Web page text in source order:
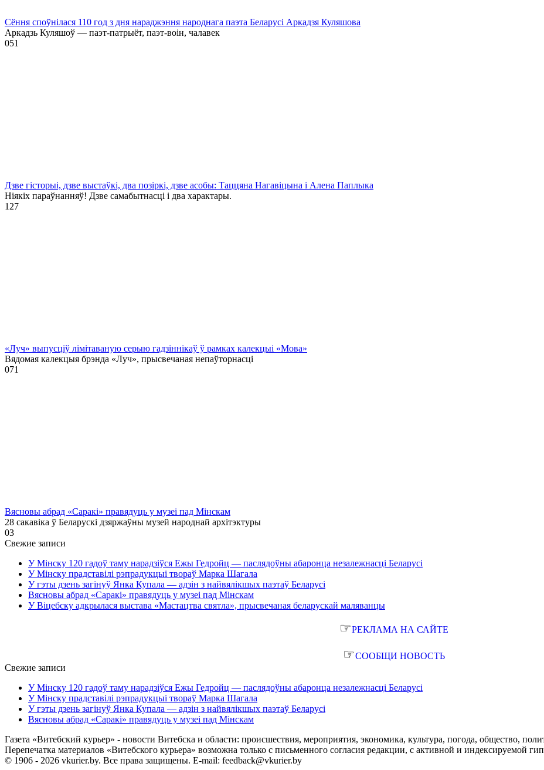
Сёння споўнілася 110 год з дня нараджэння народнага паэта Беларусі Аркадзя Куляшова
Аркадзь Куляшоў — паэт-патрыёт, паэт-воін, чалавек
051
Дзве гісторыі, дзве выстаўкі, два позіркі, дзве асобы: Таццяна Нагавіцына і Алена Паплыка
Ніякіх параўнанняў! Дзве самабытнасці і два характары.
1 27
«Луч» выпусціў лiмiтаваную серыю гадзіннікаў ў рамках калекцыі «Мова»
Вядомая калекцыя брэнда «Луч», прысвечаная непаўторнасці
071
Вясновы абрад «Саракі» правядуць у музеі пад Мінскам
28 сакавіка ў Беларускі дзяржаўны музей народнай архітэктуры
03
Свежие записи
У Мінску 120 гадоў таму нарадзіўся Ежы Гедройц — паслядоўны абаронца незалежнасці Беларусі
У Мінску прадставілі рэпрадукцыі твораў Марка Шагала
У гэты дзень загінуў Янка Купала — адзін з найвялікшых паэтаў Беларусі
Вясновы абрад «Саракі» правядуць у музеі пад Мінскам
У Віцебску адкрылася выстава «Мастацтва святла», прысвечаная беларускай маляванцы
☞РЕКЛАМА НА САЙТЕ
☞СООБЩИ НОВОСТЬ
Свежие записи
У Мінску 120 гадоў таму нарадзіўся Ежы Гедройц — паслядоўны абаронца незалежнасці Беларусі
У Мінску прадставілі рэпрадукцыі твораў Марка Шагала
У гэты дзень загінуў Янка Купала — адзін з найвялікшых паэтаў Беларусі
Вясновы абрад «Саракі» правядуць у музеі пад Мінскам
Газета «Витебский курьер» - новости Витебска и области: происшествия, мероприятия, экономика, культура, погода, общество,
Перепечатка материалов «Витебского курьера» возможна только с письменного согласия редакции, с активной и индексируемой
© 1906 - 2026 vkurier.by. Все права защищены. E-mail: feedback@vkurier.by